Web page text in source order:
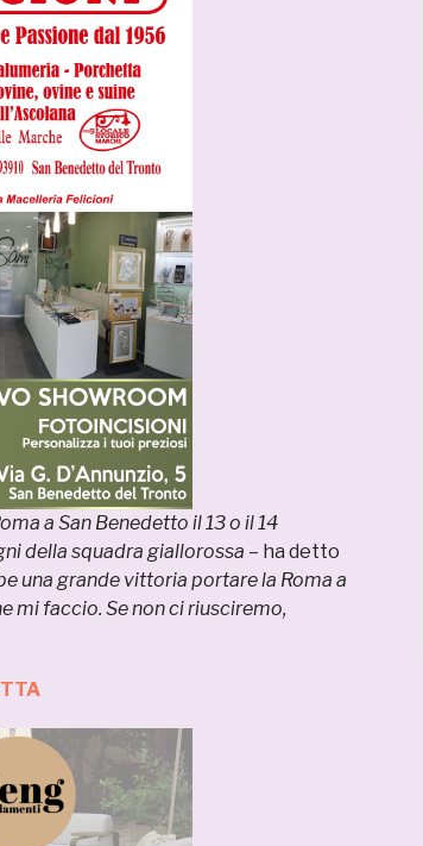
a San Benedetto il 13 o il 14
della squadra giallorossa – ha detto
una grande vittoria portare la Roma a
mi faccio. Se non ci riusciremo,